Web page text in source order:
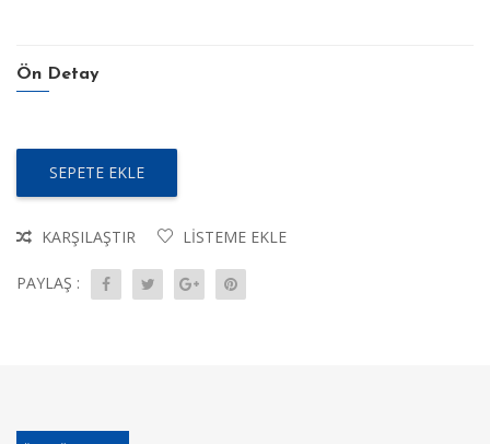
Ön Detay
SEPETE EKLE
KARŞILAŞTIR LISTEME EKLE
PAYLAŞ :